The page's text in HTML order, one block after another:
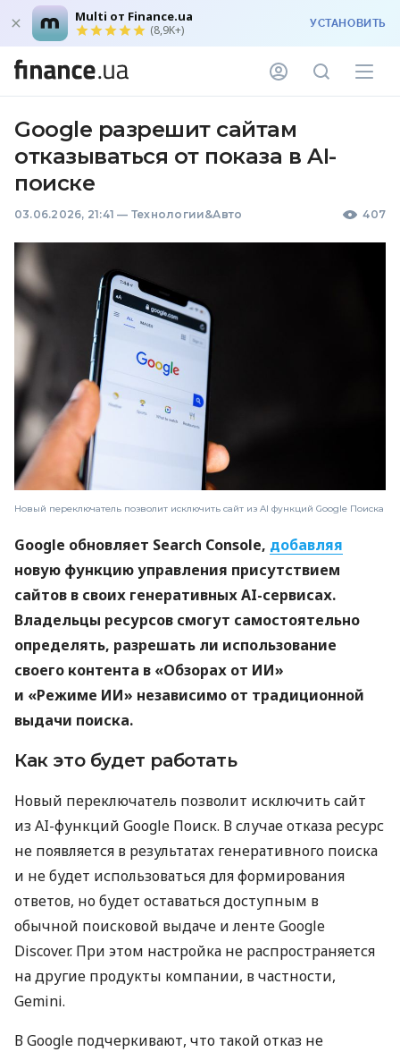
Multi от Finance.ua
(8,9K+) УСТАНОВИТЬ
Google разрешит сайтам
отказываться от показа в AI-
поиске
03.06.2026, 21:41 — Технологии&Авто 407
Новый переключатель позволит исключить сайт из AI функций Google Поиска
Google обновляет Search Console, добавляя
новую функцию управления присутствием
сайтов в своих генеративных AI-сервисах.
Владельцы ресурсов смогут самостоятельно
определять, разрешать ли использование
своего контента в «Обзорах от ИИ»
и «Режиме ИИ» независимо от традиционной
выдачи поиска.
Как это будет работать
Новый переключатель позволит исключить сайт
из AI-функций Google Поиск. В случае отказа ресурс
не появляется в результатах генеративного поиска
и не будет использоваться для формирования
ответов, но будет оставаться доступным в
обычной поисковой выдаче и ленте Google
Discover. При этом настройка не распространяется
на другие продукты компании, в частности,
Gemini.
В Google подчеркивают, что такой отказ не